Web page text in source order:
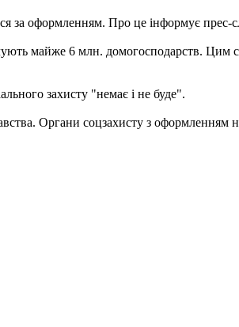
за оформленням. Про це інформує прес-
майже 6 млн. домогосподарств. Цим
захисту "немає і не буде".
Органи соцзахисту з оформленням